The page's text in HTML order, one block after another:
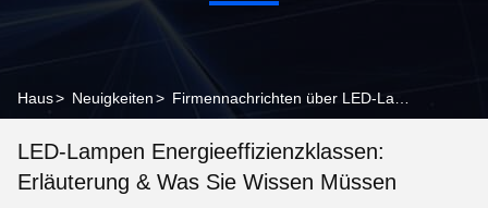
Haus> Neuigkeiten>
LED-Lampen Energieeffizienzklassen:
Erläuterung & Was Sie Wissen Müssen